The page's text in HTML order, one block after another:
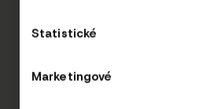
Statistické
Marketingové